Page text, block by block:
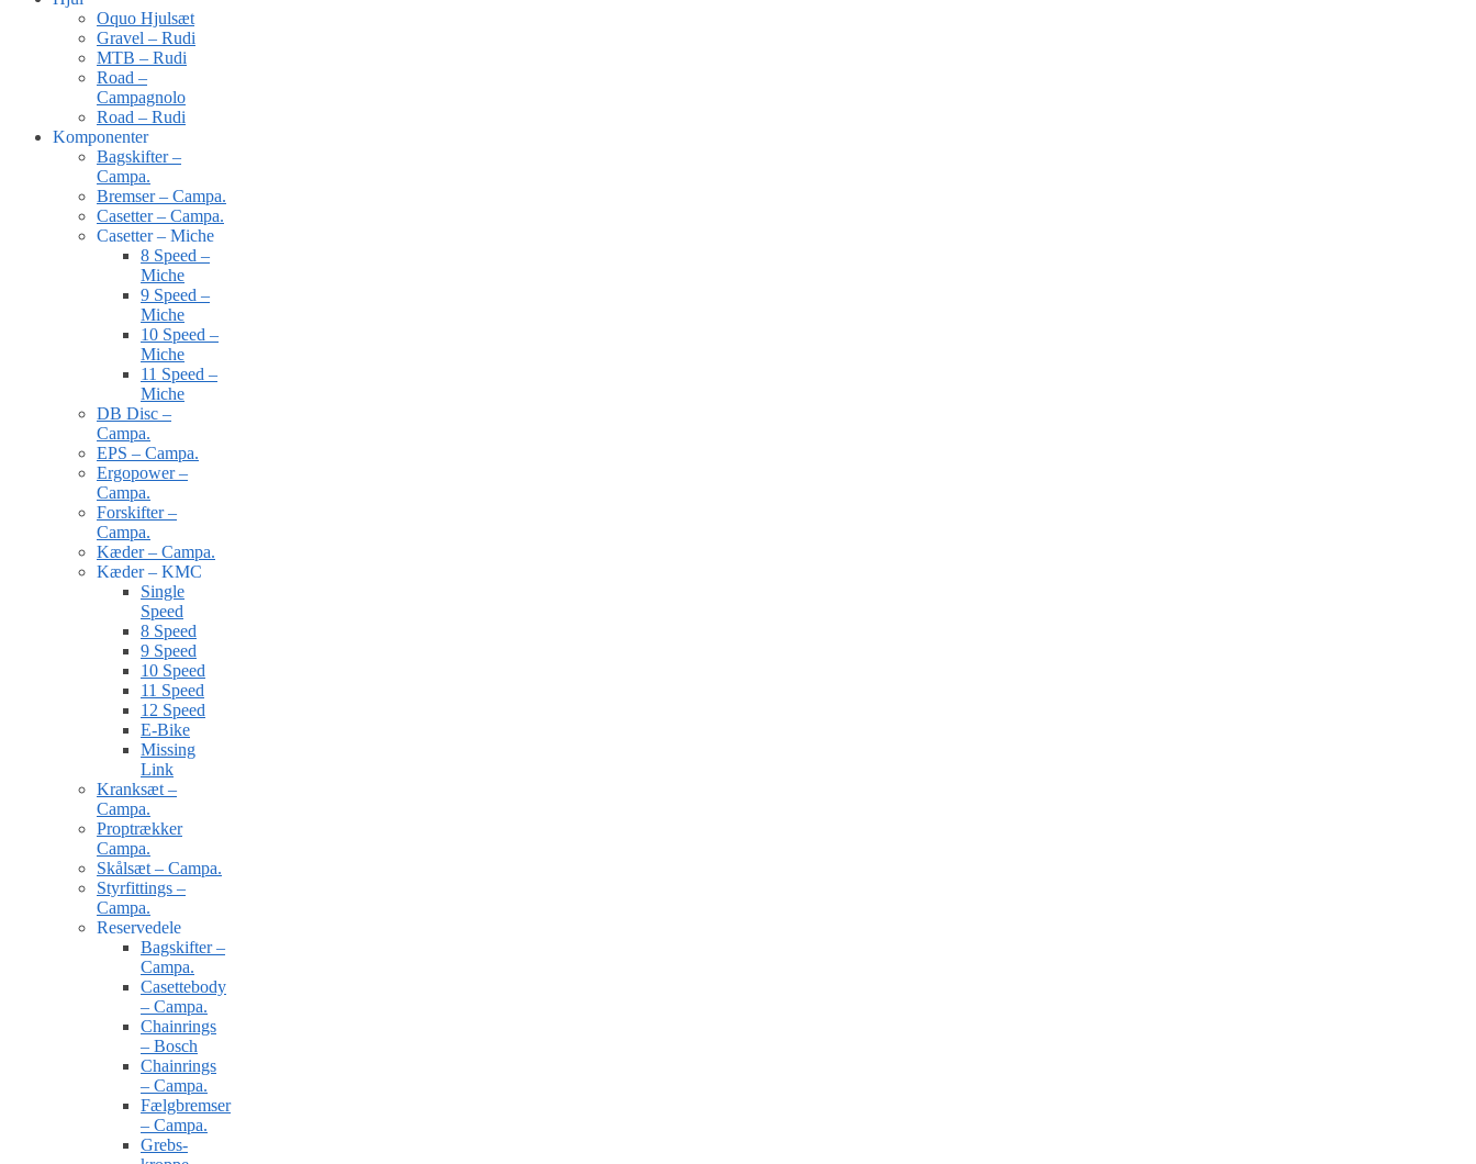
Oquo Hjulsæt
Gravel – Rudi
MTB – Rudi
Road –
Campagnolo
Road – Rudi
Komponenter
Bagskifter –
Campa.
Bremser – Campa.
Casetter – Campa.
Casetter – Miche
8 Speed –
Miche
9 Speed –
Miche
10 Speed –
Miche
11 Speed –
Miche
DB Disc –
Campa.
EPS – Campa.
Ergopower –
Campa.
Forskifter –
Campa.
Kæder – Campa.
Kæder – KMC
Single
Speed
8 Speed
9 Speed
10 Speed
11 Speed
12 Speed
E-Bike
Missing
Link
Kranksæt –
Campa.
Proptrækker
Campa.
Skålsæt – Campa.
Styrfittings –
Campa.
Reservedele
Bagskifter –
Campa.
Casettebody
– Campa.
Chainrings
– Bosch
Chainrings
– Campa.
Fælgbremser
– Campa.
Grebs-